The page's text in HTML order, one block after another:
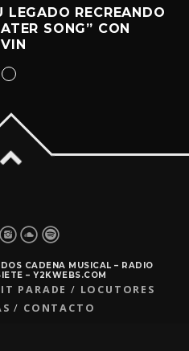
LEGADO RECREANDO
SONG” CON
CADENA MUSICAL – RADIO
– Y2KWEBS.COM
PARADE
LOCUTORES
CONTACTO